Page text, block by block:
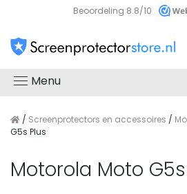
Beoordeling 8.8/10
Menu
/ Screenprotectors en accessoires /
G5s Plus
Motorola Moto